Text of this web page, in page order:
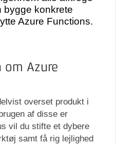
bygge konkrete
Azure Functions.
om Azure
overset produkt i
af disse er
vil du stifte et dybere
samt få rig lejlighed